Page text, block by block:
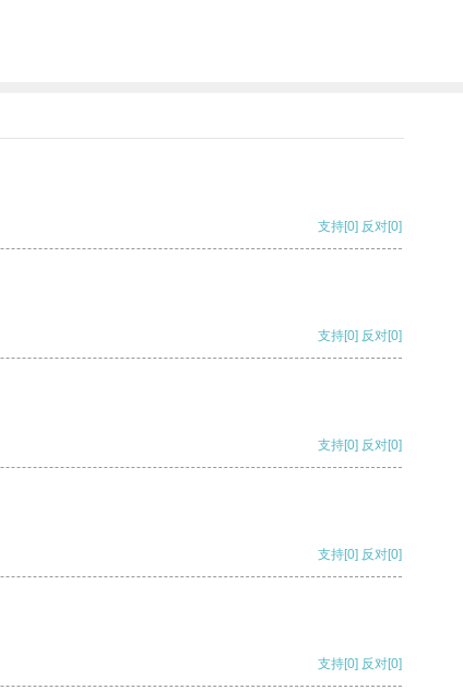
支持[0] 反对[0]
支持[0] 反对[0]
支持[0] 反对[0]
支持[0] 反对[0]
支持[0] 反对[0]